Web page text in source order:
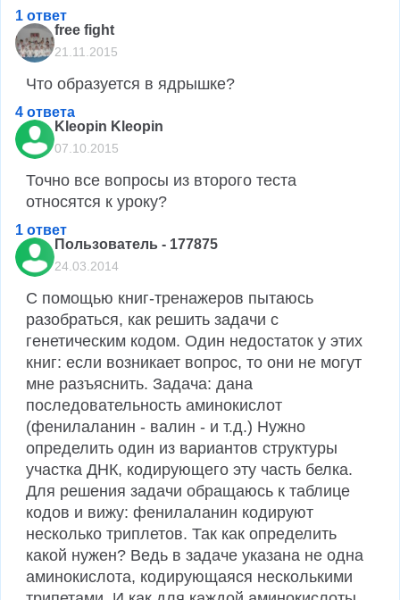
1 ответ
free fight
21.11.2015
Что образуется в ядрышке?
4 ответа
Kleopin Kleopin
07.10.2015
Точно все вопросы из второго теста
относятся к уроку?
1 ответ
Пользователь - 177875
24.03.2014
С помощью книг-тренажеров пытаюсь
разобраться, как решить задачи с
генетическим кодом. Один недостаток у этих
книг: если возникает вопрос, то они не могут
мне разъяснить. Задача: дана
последовательность аминокислот
(фенилаланин - валин - и т.д.) Нужно
определить один из вариантов структуры
участка ДНК, кодирующего эту часть белка.
Для решения задачи обращаюсь к таблице
кодов и вижу: фенилаланин кодируют
несколько триплетов. Так как определить
какой нужен? Ведь в задаче указана не одна
аминокислота, кодирующаяся несколькими